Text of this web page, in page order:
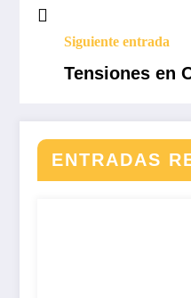
Siguiente entrada
Tensiones en
ENTRADAS